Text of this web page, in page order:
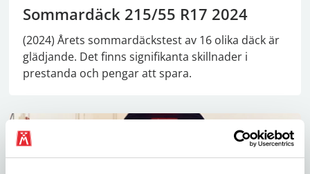
Sommardäck 215/55 R17 2024
(2024) Årets sommardäckstest av 16 olika däck är
glädjande. Det finns signifikanta skillnader i
prestanda och pengar att spara.